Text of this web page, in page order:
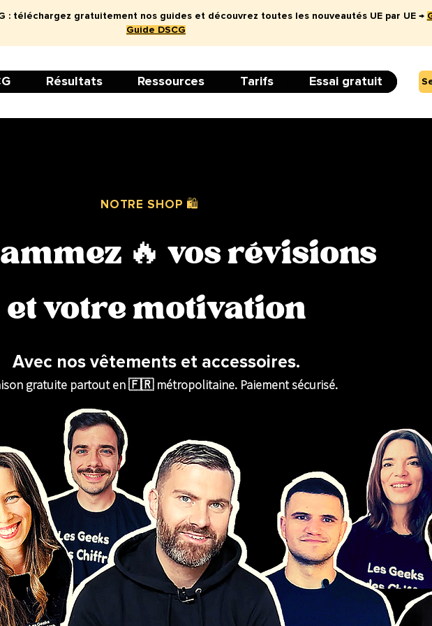
: téléchargez gratuitement nos guides et découvrez toutes les nouveautés UE par UE →
Guide DSCG
Résultats Ressources Tarifs Essai gratuit
NOTRE SHOP 🛍
🔥 vos révisions
et votre motivation
Avec nos vêtements et accessoires.
gratuite partout en 🇫🇷 métropolitaine. Paiement sécurisé.